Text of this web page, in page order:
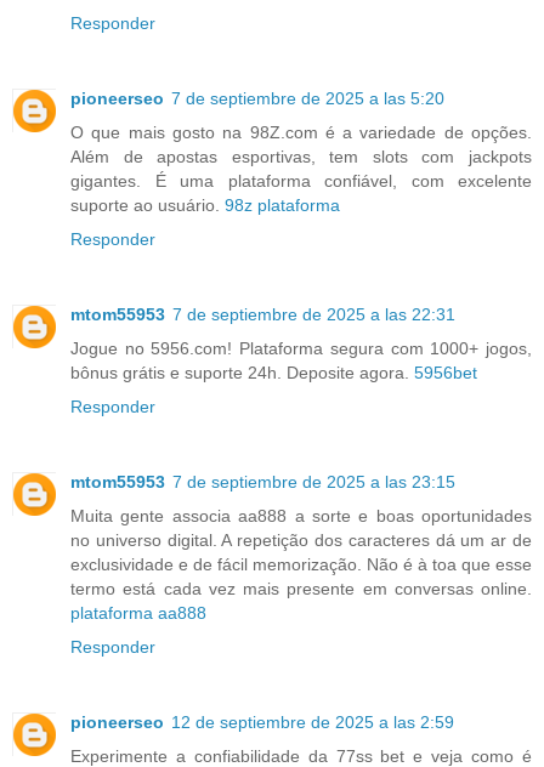
Responder
pioneerseo 7 de septiembre de 2025 a las 5:20
O que mais gosto na 98Z.com é a variedade de opções.
Além de apostas esportivas, tem slots com jackpots
gigantes. É uma plataforma confiável, com excelente
suporte ao usuário. 98z plataforma
Responder
mtom55953 7 de septiembre de 2025 a las 22:31
Jogue no 5956.com! Plataforma segura com 1000+ jogos,
bônus grátis e suporte 24h. Deposite agora. 5956bet
Responder
mtom55953 7 de septiembre de 2025 a las 23:15
Muita gente associa aa888 a sorte e boas oportunidades
no universo digital. A repetição dos caracteres dá um ar de
exclusividade e de fácil memorização. Não é à toa que esse
termo está cada vez mais presente em conversas online.
plataforma aa888
Responder
pioneerseo 12 de septiembre de 2025 a las 2:59
Experimente a confiabilidade da 77ss bet e veja como é